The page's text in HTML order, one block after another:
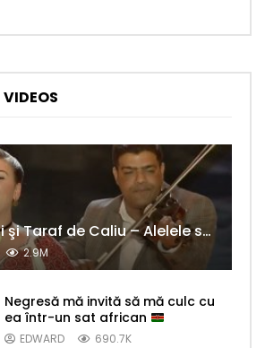
Iulia Mihai şi Taraf de Caliu – Alelele sălcioară (@#VedetaPopulară)
2.9M
Negresă mă invită să mă culc cu
ea într-un sat african
EDWARD 690.7K